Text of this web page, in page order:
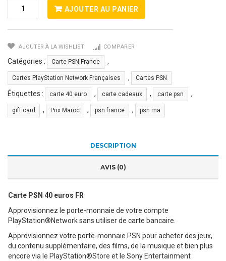
Quantité
De
Carte
40
Euros
FR
AJOUTER AU PANIER
AJOUTER À LA WISHLIST COMPARER
Catégories : Carte PSN France ,
Cartes PlayStation Network Françaises , Cartes PSN
Étiquettes : carte 40 euro , carte cadeaux , carte psn ,
gift card , Prix Maroc , psn france , psn ma
DESCRIPTION
AVIS (0)
Carte PSN 40 euros FR
Approvisionnez le porte-monnaie de votre compte
PlayStation®Network sans utiliser de carte bancaire.
Approvisionnez votre porte-monnaie PSN pour acheter des jeux,
du contenu supplémentaire, des films, de la musique et bien plus
encore via le PlayStation®Store et le Sony Entertainment